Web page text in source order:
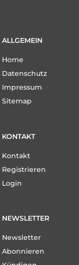
ALLGEMEIN
Navigation
überspringen
Home
Datenschutz
Impressum
Sitemap
KONTAKT
Navigation
überspringen
Kontakt
Registrieren
Login
NEWSLETTER
Navigation
überspringen
Newsletter
Abonnieren